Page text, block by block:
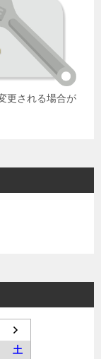
更される場合が
土